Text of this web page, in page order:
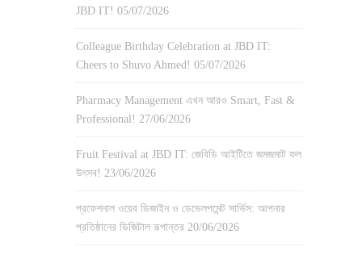
JBD IT! 05/07/2026
Colleague Birthday Celebration at JBD IT:
Cheers to Shuvo Ahmed! 05/07/2026
Pharmacy Management এখন আরও Smart, Fast &
Professional! 27/06/2026
Fruit Festival at JBD IT: জেবিডি আইটিতে জমজমাট ফল
উৎসব! 23/06/2026
প্রফেশনাল ওয়েব ডিজাইন ও ডেভেলপমেন্ট সার্ভিস: আপনার
প্রতিষ্ঠানের ডিজিটাল রূপান্তর 20/06/2026